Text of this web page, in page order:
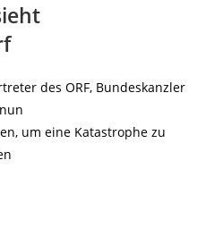
des ORF, Bundeskanzler
um eine Katastrophe zu